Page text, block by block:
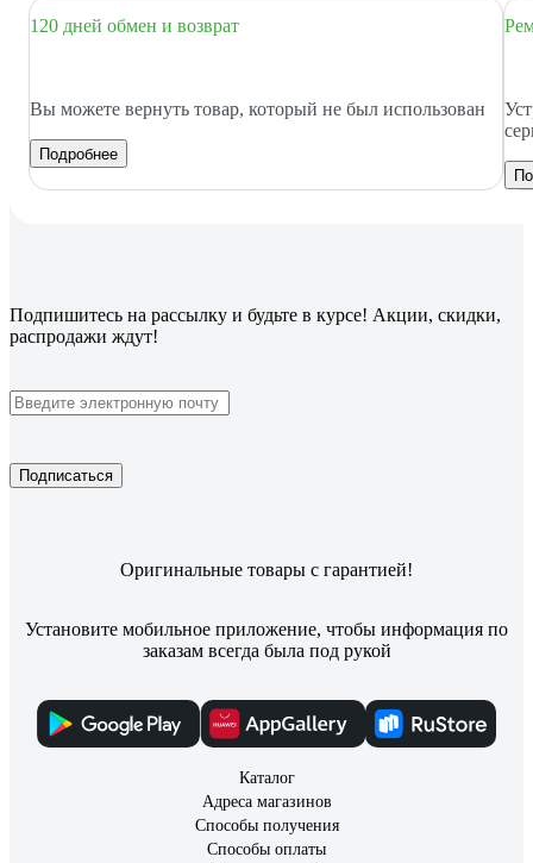
120 дней обмен и возврат
Вы можете вернуть товар, который не был использован
Подробнее
Подпишитесь на рассылку и будьте в курсе! Акции, скидки,
распродажи ждут!
Подписаться
Оригинальные товары с гарантией!
Установите мобильное приложение, чтобы информация по
заказам всегда была под рукой
Каталог
Адреса магазинов
Способы получения
Способы оплаты